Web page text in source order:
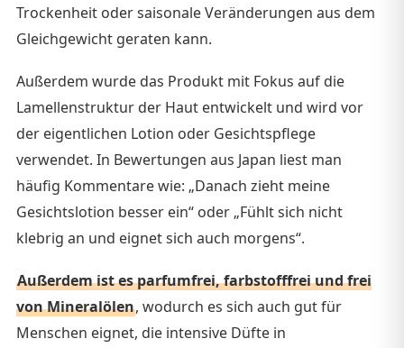
Trockenheit oder saisonale Veränderungen aus dem
Gleichgewicht geraten kann.
Außerdem wurde das Produkt mit Fokus auf die
Lamellenstruktur der Haut entwickelt und wird vor
der eigentlichen Lotion oder Gesichtspflege
verwendet. In Bewertungen aus Japan liest man
häufig Kommentare wie: „Danach zieht meine
Gesichtslotion besser ein“ oder „Fühlt sich nicht
klebrig an und eignet sich auch morgens“.
Außerdem ist es parfumfrei, farbstofffrei und frei
von Mineralölen, wodurch es sich auch gut für
Menschen eignet, die intensive Düfte in